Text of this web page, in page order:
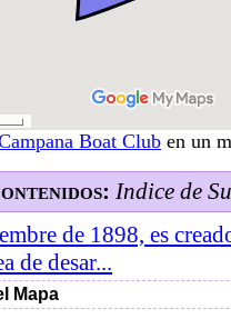
Boat Club en un
Indice de
de 1898, es
de desar...
Mapa